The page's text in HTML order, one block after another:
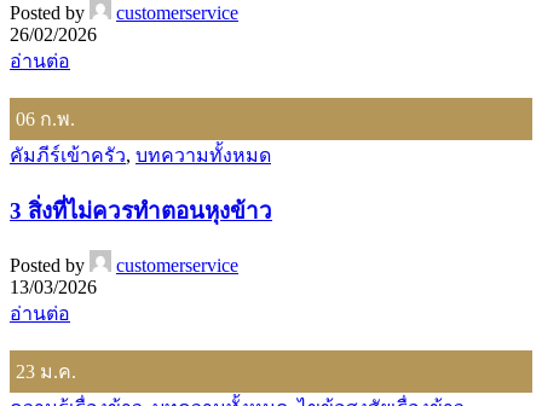
Posted by
customerservice
26/02/2026
อ่านต่อ
06 ก.พ.
คัมภีร์เข้าครัว, บทความทั้งหมด
3 สิ่งที่ไม่ควรทำตอนหุงข้าว
Posted by
customerservice
13/03/2026
อ่านต่อ
23 ม.ค.